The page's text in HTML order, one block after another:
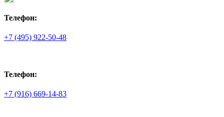
Телефон:
+7 (495) 922-50-48
Телефон:
+7 (916) 669-14-83